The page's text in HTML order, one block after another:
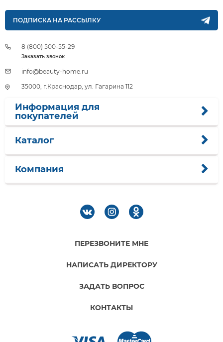
ПОДПИСКА НА РАССЫЛКУ
8 (800) 500-55-29
Заказать звонок
info@beauty-home.ru
35000, г.Краснодар, ул. Гагарина 112
Информация для
покупателей
Каталог
Компания
ПЕРЕЗВОНИТЕ МНЕ
НАПИСАТЬ ДИРЕКТОРУ
ЗАДАТЬ ВОПРОС
КОНТАКТЫ